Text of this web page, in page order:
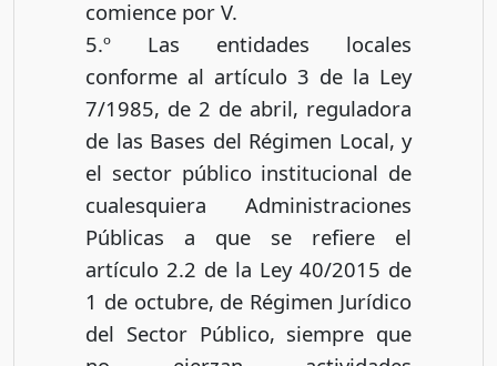
comience por V.
5.º Las entidades locales
conforme al artículo 3 de la Ley
7/1985, de 2 de abril, reguladora
de las Bases del Régimen Local, y
el sector público institucional de
cualesquiera Administraciones
Públicas a que se refiere el
artículo 2.2 de la Ley 40/2015 de
1 de octubre, de Régimen Jurídico
del Sector Público, siempre que